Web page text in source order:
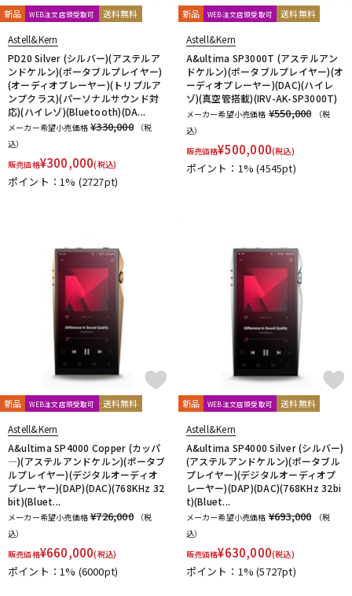
新品 WEB注文店頭受取可 送料無料
Astell&Kern
PD20 Silver (シルバー)(アステルア
ンドケルン)(ポータブルプレイヤー)
(オーディオプレーヤー)(トリプルア
ンプクラス)(パーソナルサウンド対
応)(ハイレゾ)(Bluetooth)(DA...
メーカー希望小売価格 ¥330,000
（税
込）
販売価格¥300,000(税込)
ポイント：1% (2727pt)
新品 WEB注文店頭受取可 送料無料
Astell&Kern
A&ultima SP3000T (アステルアン
ドケルン)(ポータブルプレイヤー)(オ
ーディオプレーヤー)(DAC)(ハイレ
ゾ)(真空管搭載)(IRV-AK-SP3000T)
メーカー希望小売価格 ¥550,000
（税
込）
販売価格¥500,000(税込)
ポイント：1%(4545pt)
新品 WEB注文店頭受取可 送料無料
Astell&Kern
A&ultima SP4000 Copper (カッパ
―)(アステルアンドケルン)(ポータブ
ルプレイヤー)(デジタルオーディオ
プレーヤー)(DAP)(DAC)(768KHz 32
bit)(Bluet...
メーカー希望小売価格 ¥726,000
（税
込）
販売価格¥660,000(税込)
ポイント：1% (6000pt)
新品 WEB注文店頭受取可 送料無料
Astell&Kern
A&ultima SP4000 Silver (シルバー)
(アステルアンドケルン)(ポータブル
プレイヤー)(デジタルオーディオプ
レーヤー)(DAP)(DAC)(768KHz 32bi
t)(Bluet...
メーカー希望小売価格 ¥693,000
（税
込）
販売価格¥630,000(税込)
ポイント：1%(5727pt)